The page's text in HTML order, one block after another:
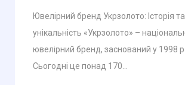
Ювелірний бренд Укрзолото: Історія та
унікальність «Укрзолото» –
ювелірний бренд, заснований у 1998
Сьогодні це понад 170...